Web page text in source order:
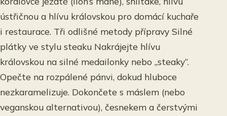
ústřičnou a hlívu královskou pro domácí kuchaře
i restaurace. Tři odlišné metody přípravy Silné
plátky ve stylu steaku Nakrájejte hlívu
královskou na silné medailonky nebo „steaky“.
Opečte na rozpálené pánvi, dokud hluboce
nezkaramelizuje. Dokončete s máslem (nebo
veganskou alternativou), česnekem a čerstvými